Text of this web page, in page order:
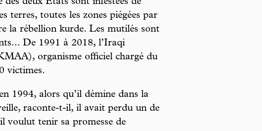
deux États sont infestées de
terres, toutes les zones piégées par
la rébellion kurde. Les mutilés sont
De 1991 à 2018, l’Iraqi
organisme officiel chargé du
victimes.
1994, alors qu’il démine dans la
raconte-t-il, il avait perdu un de
voulut tenir sa promesse de